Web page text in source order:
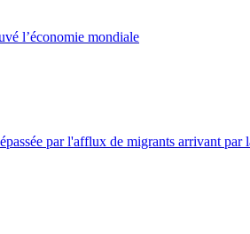
l’économie mondiale
par l'afflux de migrants arrivant par